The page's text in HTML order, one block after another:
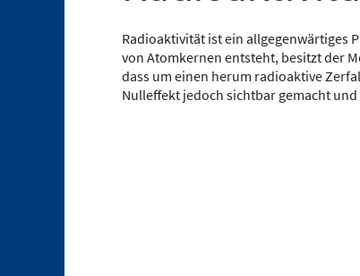
Radioaktivität ist ein allgegenwärtiges
von Atomkernen entsteht, besitzt der
dass um einen herum radioaktive
Nulleffekt jedoch sichtbar gemacht